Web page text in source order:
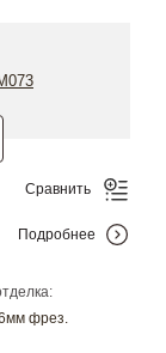
фрез.
Сравнить
Подробнее